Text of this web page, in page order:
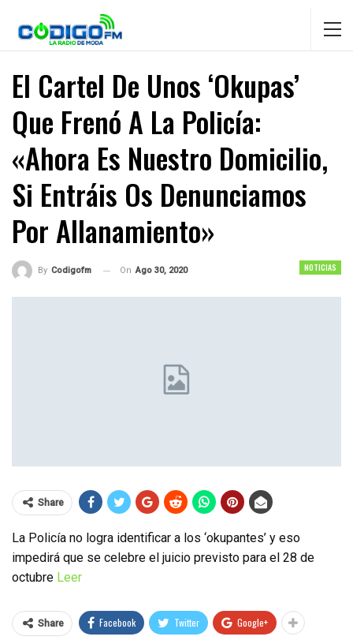
El Cartel De Unos ‘okupas’
Que Frenó A La Policía:
«Ahora Es Nuestro Domicilio,
Si Entráis Os Denunciamos
Por Allanamiento»
NOTICIAS
By Codigofm On Ago 30, 2020
Share
La Policía no logra identificar a los ‘okupantes’ y eso
impedirá que se celebre el juicio previsto para el 28 de
octubre Leer
Share Facebook Twitter Google+